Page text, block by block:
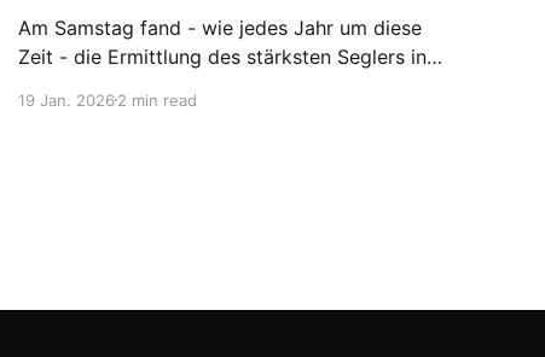
Am Samstag fand - wie jedes Jahr um diese
Zeit - die Ermittlung des stärksten Seglers in
19 Jan. 20262 min read